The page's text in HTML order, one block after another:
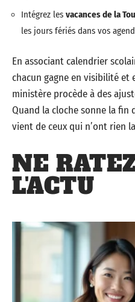
Intégrez les vacances de la
les jours fériés dans vos
En associant calendrier
chacun gagne en visibilité et
ministère procède à des
Quand la cloche sonne la fin
vient de ceux qui n’ont rien
NE
L'ACTU